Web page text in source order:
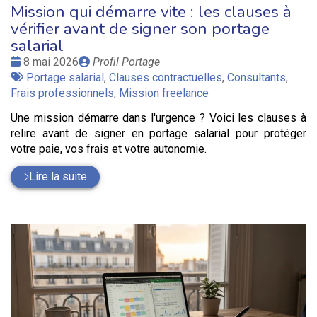
Mission qui démarre vite : les clauses à
vérifier avant de signer son portage
salarial
Date
:
8 mai 2026
Publié
par
Profil Portage
Tags
:
Portage salarial , Clauses contractuelles, Consultants,
Frais professionnels, Mission freelance
Une mission démarre dans l'urgence ? Voici les clauses à
relire avant de signer en portage salarial pour protéger
votre paie, vos frais et votre autonomie.
Lire la suite